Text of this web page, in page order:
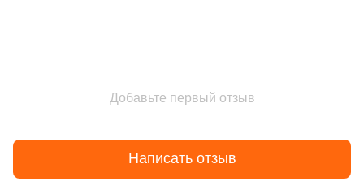
Добавьте первый отзыв
Написать отзыв